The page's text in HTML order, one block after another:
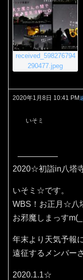
received_598276794
290477.jpeg
2020年1月8日 10:41 PM
いそミ
2020☆初詣in八塔
いそミ☆です。
WBS！お正月☆八
お邪魔しまっす
年末より天気予報
遠征するメンバー
2020.1.1☆